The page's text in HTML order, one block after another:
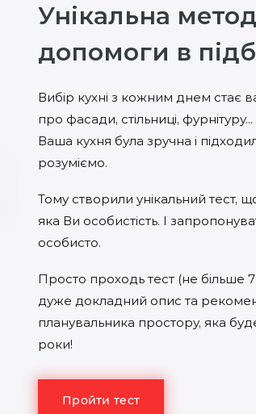
Унікальна
допомоги в
Вибір кухні з кожним днем стає
про фасади, стільниці,
Ваша кухня була зручна і
розуміємо.
Тому створили унікальний тест,
яка Ви особистість. І
особисто.
Просто проходь тест (не більше
дуже докладний опис та
планувальника простору, яка
роки!
Пройти тест